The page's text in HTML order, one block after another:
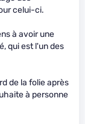
celui-ci.
à avoir une
qui est l'un des
de la folie après
à personne